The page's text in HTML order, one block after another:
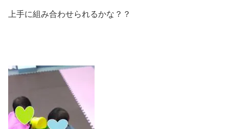
上手に組み合わせられるかな？？